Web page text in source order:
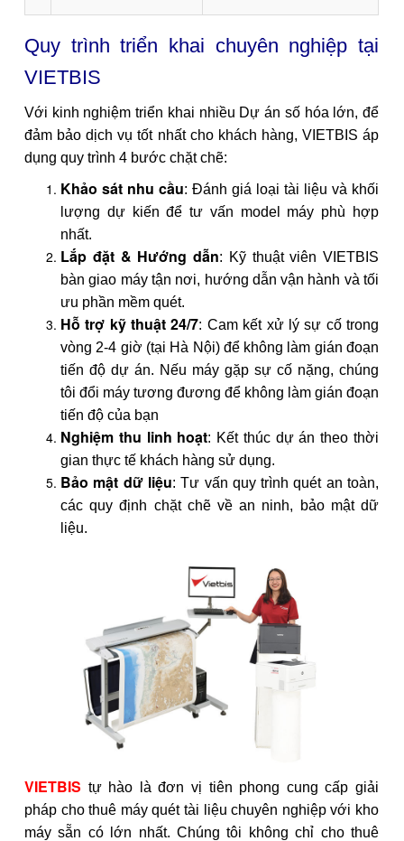
Quy trình triển khai chuyên nghiệp tại
VIETBIS
Với kinh nghiệm triển khai nhiều Dự án số hóa lớn, để
đảm bảo dịch vụ tốt nhất cho khách hàng, VIETBIS áp
dụng quy trình 4 bước chặt chẽ:
Khảo sát nhu cầu: Đánh giá loại tài liệu và khối
lượng dự kiến để tư vấn model máy phù hợp
nhất.
Lắp đặt & Hướng dẫn: Kỹ thuật viên VIETBIS
bàn giao máy tận nơi, hướng dẫn vận hành và tối
ưu phần mềm quét.
Hỗ trợ kỹ thuật 24/7: Cam kết xử lý sự cố trong
vòng 2-4 giờ (tại Hà Nội) để không làm gián đoạn
tiến độ dự án. Nếu máy gặp sự cố nặng, chúng
tôi đổi máy tương đương để không làm gián đoạn
tiến độ của bạn
​Nghiệm thu linh hoạt: Kết thúc dự án theo thời
gian thực tế khách hàng sử dụng.
Bảo mật dữ liệu: Tư vấn quy trình quét an toàn,
các quy định chặt chẽ về an ninh, bảo mật dữ
liệu.
VIETBIS tự hào là đơn vị tiên phong cung cấp giải
pháp cho thuê máy quét tài liệu chuyên nghiệp với kho
máy sẵn có lớn nhất. Chúng tôi không chỉ cho thuê